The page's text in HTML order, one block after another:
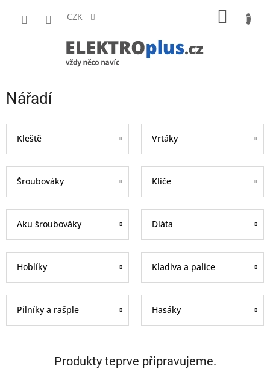
CZK
Nářadí
Kleště Vrtáky
Šroubováky Klíče
Aku šroubováky Dláta
Hoblíky Kladiva a palice
Pilníky a rašple Hasáky
Produkty teprve připravujeme.